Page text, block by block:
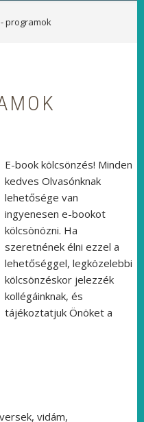
- programok
E-book kölcsönzés! Minden
kedves Olvasónknak
lehetősége van
ingyenesen e-bookot
kölcsönözni. Ha
szeretnének élni ezzel a
lehetőséggel, legközelebbi
kölcsönzéskor jelezzék
kollégáinknak, és
tájékoztatjuk Önöket a
vidám,